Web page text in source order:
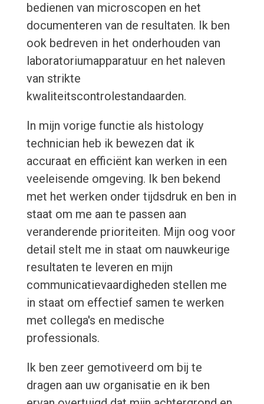
bedienen van microscopen en het
documenteren van de resultaten. Ik ben
ook bedreven in het onderhouden van
laboratoriumapparatuur en het naleven
van strikte
kwaliteitscontrolestandaarden.
In mijn vorige functie als histology
technician heb ik bewezen dat ik
accuraat en efficiënt kan werken in een
veeleisende omgeving. Ik ben bekend
met het werken onder tijdsdruk en ben in
staat om me aan te passen aan
veranderende prioriteiten. Mijn oog voor
detail stelt me in staat om nauwkeurige
resultaten te leveren en mijn
communicatievaardigheden stellen me
in staat om effectief samen te werken
met collega's en medische
professionals.
Ik ben zeer gemotiveerd om bij te
dragen aan uw organisatie en ik ben